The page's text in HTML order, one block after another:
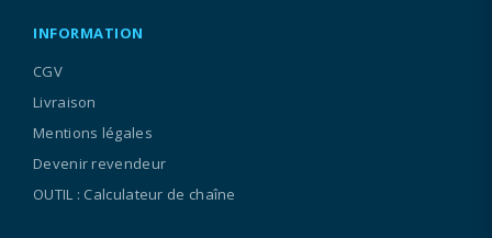
INFORMATION
CGV
Livraison
Mentions légales
Devenir revendeur
OUTIL : Calculateur de chaîne